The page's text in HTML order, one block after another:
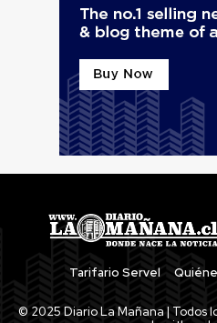
Tarifario Servel
© 2025 Diario La Mañana | Todos